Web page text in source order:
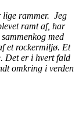
lige rammer. Jeg
ramt af, har
med
et rockermiljø. Et
Det er i hvert fald
omkring i verden